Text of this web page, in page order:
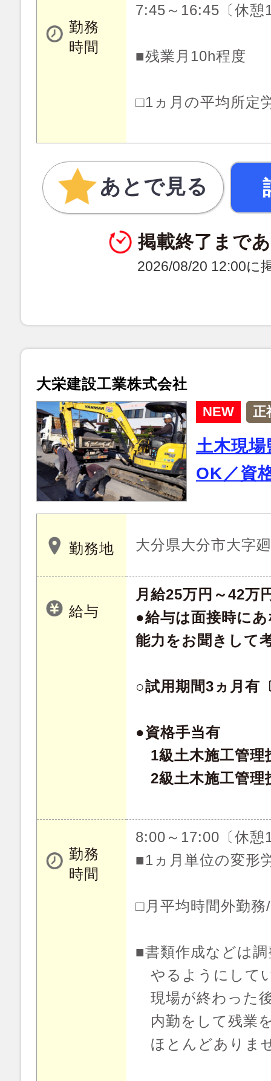
勤務
時間
7:45～16:45〔休憩
■残業月10h程度
□1ヵ月の平均所定
あとで見る
掲載終了まで
2026/08/20 12:00に
大栄建設工業株式会社
NEW 正
土木現
OK／資
勤務地 大分県大分市大字
給与
月給25万円～42万
●給与は面接時に
能力をお聞きして
○試用期間3ヵ月有
●資格手当有
1級土木施工管理
2級土木施工管理
勤務
時間
8:00～17:00〔休憩
■1ヵ月単位の変形
□月平均時間外勤務
■書類作成などは
やるようにして
現場が終わった
内勤をして残業
ほとんどありま